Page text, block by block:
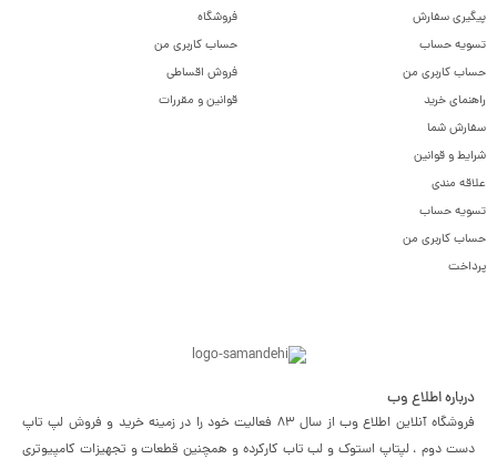
پیگیری سفارش
تسویه حساب
حساب کاربری من
راهنمای خرید
سفارش شما
شرایط و قوانین
علاقه مندی
تسویه حساب
حساب کاربری من
پرداخت
فروشگاه
حساب کاربری من
فروش اقساطی
قوانین و مقررات
درباره اطلاع وب
فروشگاه آنلاین اطلاع وب از سال 83 فعالیت خود را در زمینه خرید و فروش لپ تاپ
دست دوم ، لپتاپ استوک و لب تاب کارکرده و همچنین قطعات و تجهیزات کامپیوتری